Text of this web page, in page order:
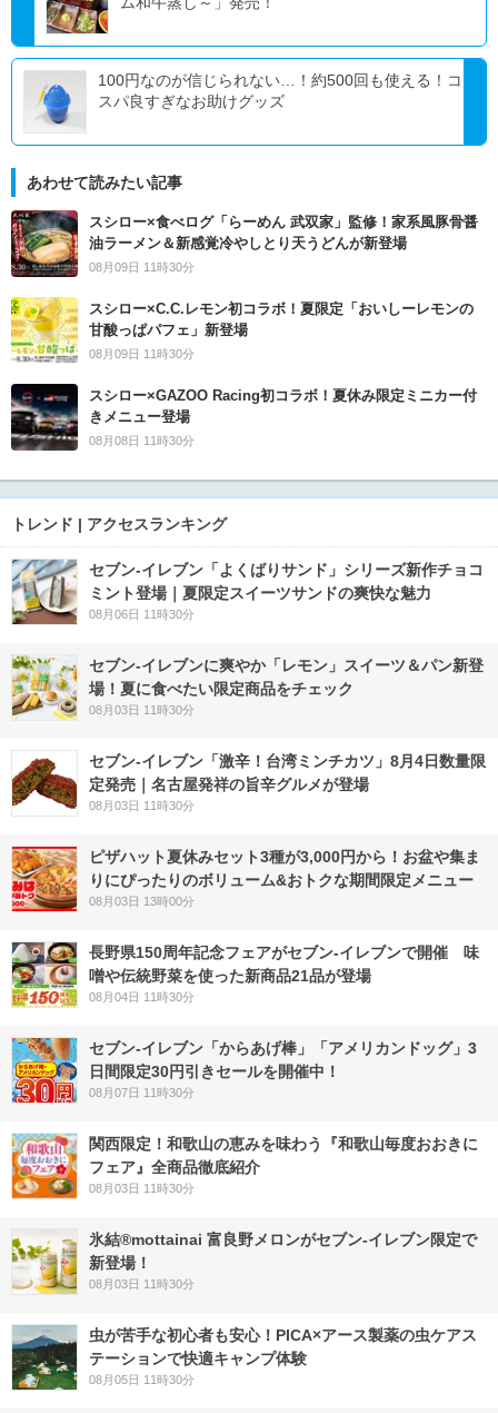
100円なのが信じられない…！約500回も使える！コ
スパ良すぎなお助けグッズ
あわせて読みたい記事
スシロー×食べログ「らーめん 武双家」監修！家系風豚骨醤
油ラーメン＆新感覚冷やしとり天うどんが新登場
08月09日 11時30分
スシロー×C.C.レモン初コラボ！夏限定「おいしーレモンの
甘酸っぱパフェ」新登場
08月09日 11時30分
スシロー×GAZOO Racing初コラボ！夏休み限定ミニカー付
きメニュー登場
08月08日 11時30分
トレンド | アクセスランキング
セブン‐イレブン「よくばりサンド」シリーズ新作チョコ
ミント登場｜夏限定スイーツサンドの爽快な魅力
08月06日 11時30分
セブン‐イレブンに爽やか「レモン」スイーツ＆パン新登
場！夏に食べたい限定商品をチェック
08月03日 11時30分
セブン-イレブン「激辛！台湾ミンチカツ」8月4日数量限
定発売｜名古屋発祥の旨辛グルメが登場
08月03日 11時30分
ピザハット夏休みセット3種が3,000円から！お盆や集ま
りにぴったりのボリューム&おトクな期間限定メニュー
08月03日 13時00分
長野県150周年記念フェアがセブン-イレブンで開催 味
噌や伝統野菜を使った新商品21品が登場
08月04日 11時30分
セブン‐イレブン「からあげ棒」「アメリカンドッグ」3
日間限定30円引きセールを開催中！
08月07日 11時30分
関西限定！和歌山の恵みを味わう『和歌山毎度おおきに
フェア』全商品徹底紹介
08月03日 11時30分
氷結®mottainai 富良野メロンがセブン‐イレブン限定で
新登場！
08月03日 11時30分
虫が苦手な初心者も安心！PICA×アース製薬の虫ケアス
テーションで快適キャンプ体験
08月05日 11時30分